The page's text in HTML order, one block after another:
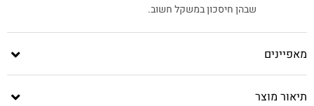
שבהן חיסכון במשקל חשוב.
מאפיינים
תיאור מוצר